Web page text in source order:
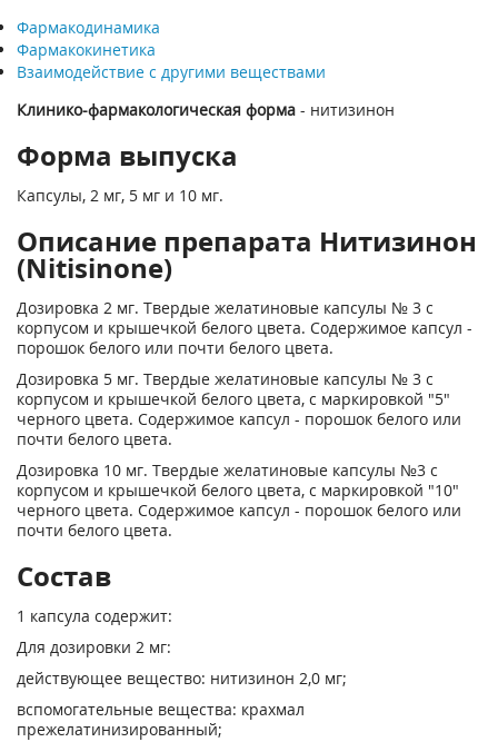
Фармакодинамика
Фармакокинетика
Взаимодействие с другими веществами
Клинико-фармакологическая форма - нитизинон
Форма выпуска
Капсулы, 2 мг, 5 мг и 10 мг.
Описание препарата Нитизинон
(Nitisinone)
Дозировка 2 мг. Твердые желатиновые капсулы № 3 с
корпусом и крышечкой белого цвета. Содержимое капсул -
порошок белого или почти белого цвета.
Дозировка 5 мг. Твердые желатиновые капсулы № 3 с
корпусом и крышечкой белого цвета, с маркировкой "5"
черного цвета. Содержимое капсул - порошок белого или
почти белого цвета.
Дозировка 10 мг. Твердые желатиновые капсулы №3 с
корпусом и крышечкой белого цвета, с маркировкой "10"
черного цвета. Содержимое капсул - порошок белого или
почти белого цвета.
Состав
1 капсула содержит:
Для дозировки 2 мг:
действующее вещество: нитизинон 2,0 мг;
вспомогательные вещества: крахмал
прежелатинизированный;